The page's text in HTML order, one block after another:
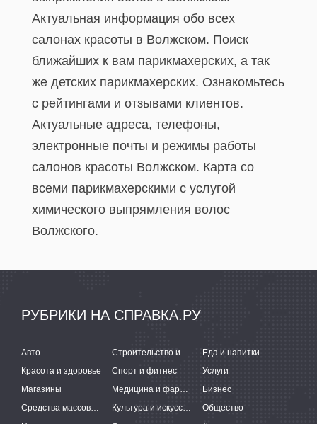
Актуальная информация обо всех
салонах красоты в Волжском. Поиск
ближайших к вам парикмахерских, а так
же детских парикмахерских. Ознакомьтесь
с рейтингами и отзывами клиентов.
Актуальные адреса, телефоны,
электронные почты и режимы работы
салонов красоты Волжском. Карта со
всеми парикмахерскими с услугой
химического выпрямления волос
Волжского.
РУБРИКИ НА СПРАВКА.РУ
Авто Строительство и ремонт
Еда и напитки
Красота и здоровье
Спорт и фитнес
Услуги
Магазины
Медицина и фармацевтика
Бизнес
Средства массовой информации
Культура и искусство
Общество